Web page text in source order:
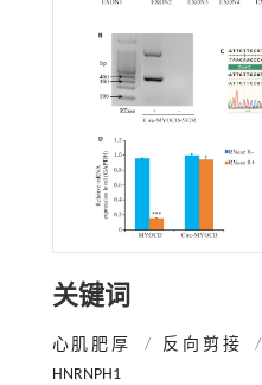
关键词
心肌肥厚 / 反向剪接 /
HNRNPH1